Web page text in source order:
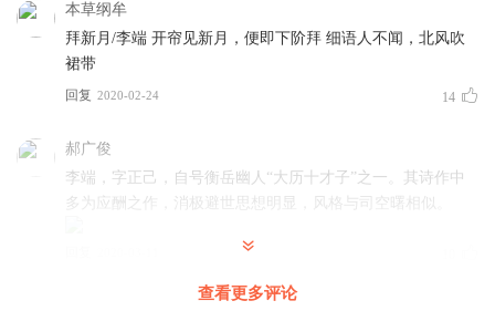
本草纲牟
拜新月/李端 开帘见新月，便即下阶拜 细语人不闻，北风吹
裙带
回复 2020-02-24 14
郝广俊
李端，字正己，自号衡岳幽人“大历十才子”之一。其诗作中
多为应酬之作，消极避世思想明显，风格与司空曙相似。
郝广俊: ！
查看更多评论